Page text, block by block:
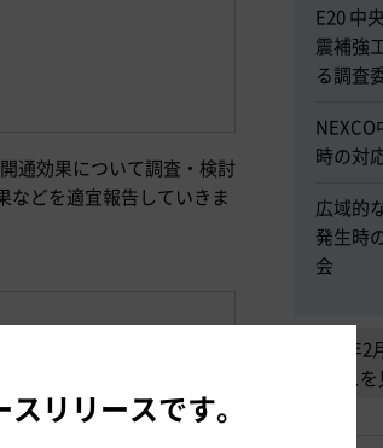
通効果について調査・検討
などを適宜報告していきま
E20 中
震補強
る調査
時の対
広域的
発生時
会
2014年
リース
リリースです。